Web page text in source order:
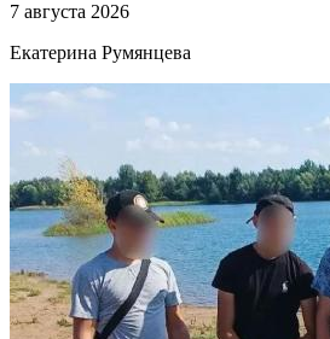
7 августа 2026
Екатерина Румянцева